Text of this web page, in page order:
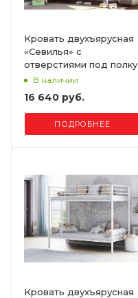
Кровать двухъярусная
«Севилья» с
отверстиями под полку
В наличии
16 640 руб.
ПОДРОБНЕЕ
Кровать двухъярусная